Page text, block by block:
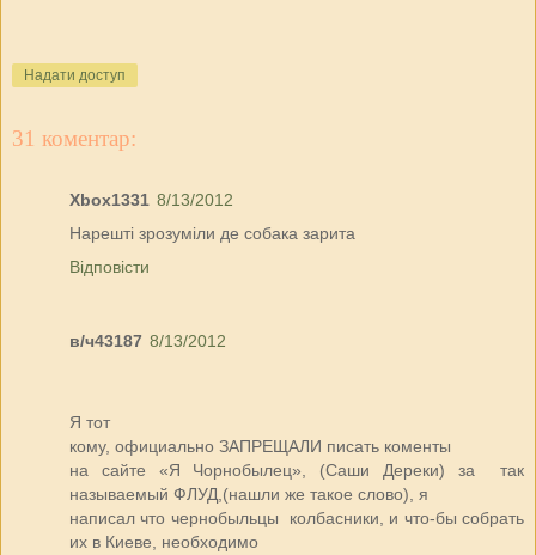
Надати доступ
31 коментар:
Xbox1331 8/13/2012
Нарешті зрозуміли де собака зарита
Відповісти
в/ч43187 8/13/2012
Я тот
кому, официально ЗАПРЕЩАЛИ писать коменты
на сайте «Я Чорнобылец», (Саши Дереки) за так
называемый ФЛУД,(нашли же такое слово), я
написал что чернобыльцы колбасники, и что-бы собрать
их в Киеве, необходимо